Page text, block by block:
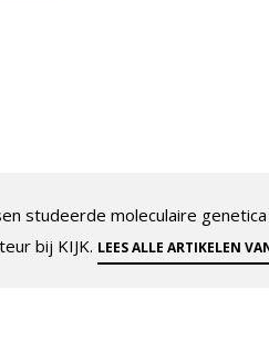
studeerde moleculaire
bij KIJK. LEES ALLE ARTIKELEN